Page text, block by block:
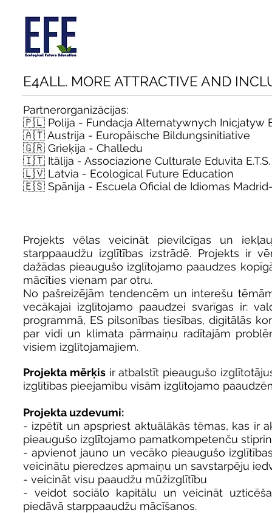
E4ALL. MORE ATTRACTIVE AND
Partnerorganizācijas:
🇵🇱 Polija - Fundacja Alternatywnych Inicjatyw
🇦🇹 Austrija - Europäische Bildungsinitiative
🇬🇷 Grieķija - Challedu
🇮🇹 Itālija - Associazione Culturale Eduvita E.T.S.
🇱🇻 Latvia - Ecological Future Education
🇪🇸 Spānija - Escuela Oficial de Idiomas
Projekts vēlas veicināt pievilcīgas un
starppaaudžu izglītības izstrādē. Projekts ir
dažādas pieaugušo izglītojamo paaudzes
mācīties vienam par otru.
No pašreizējām tendencēm un interešu
vecākajai izglītojamo paaudzei svarīgas ir:
programmā, ES pilsonības tiesības, digitālās
par vidi un klimata pārmaiņu radītajām
visiem izglītojamajiem.
Projekta mērķisir atbalstīt pieaugušo
izglītības pieejamību visām izglītojamo
Projekta uzdevumi:
- izpētīt un apspriest aktuālākās tēmas, kas ir
pieaugušo izglītojamo pamatkompetenču
- apvienot jauno un vecāko pieaugušo
veicinātu pieredzes apmaiņu un savstarpēju
- veicināt visu paaudžu mūžizglītību
- veidot sociālo kapitālu un veicināt
piedāvā starppaaudžu mācīšanos.